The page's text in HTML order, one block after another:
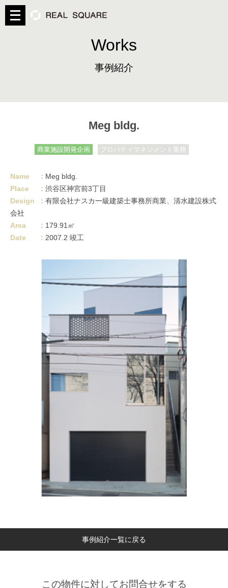
メ
ニ
Works
事例紹介
Meg bldg.
商業施設開発企画 プロパティマネジメント業務
Name ： Meg bldg.
Place
： 渋⾕区神宮前3丁⽬
Design
： 有限会社ナスカ⼀級建築⼠事務所商業、清⽔建設株式
会社
Area
： 179.91㎡
Date
： 2007.2 竣工
事例紹介一覧に戻る
この物件に対してお問合せをする